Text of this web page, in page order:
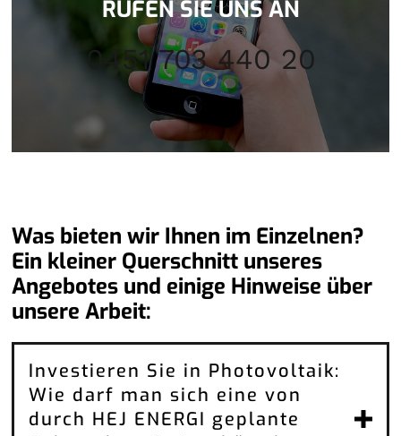
RUFEN SIE UNS AN
0451 703 440 20
Was bieten wir Ihnen im Einzelnen?
Ein kleiner Querschnitt unseres
Angebotes und einige Hinweise über
unsere Arbeit:
Investieren Sie in Photovoltaik:
Wie darf man sich eine von
durch HEJ ENERGI geplante